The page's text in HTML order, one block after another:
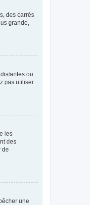
des carrés
grande,
ou
pas utiliser
les
des
de
une